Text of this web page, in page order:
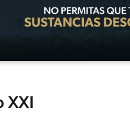
XXI